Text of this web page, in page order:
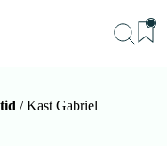
/ Kast Gabriel